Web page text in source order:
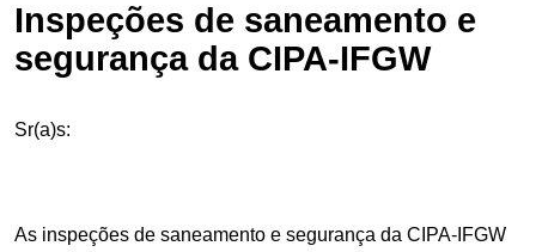
Inspeções de saneamento e
segurança da CIPA-IFGW
Sr(a)s:
As inspeções de saneamento e segurança da CIPA-IFGW